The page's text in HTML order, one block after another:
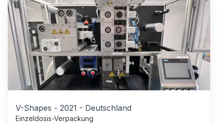
V-Shapes - 2021 - Deutschland
Einzeldosis-Verpackung